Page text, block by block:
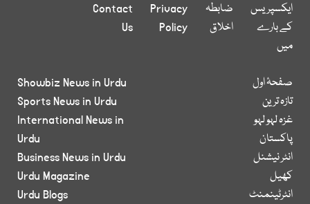
ایکسپریس
کے بارے
میں
ضابطہ
اخلاق
Privacy
Policy
Contact
Us
صفحۂ اول
تازہ ترین
غزہ لہو لہو
پاکستان
انٹر نیشنل
کھیل
انٹرٹینمنٹ
Showbiz News in Urdu
Sports News in Urdu
International News in
Urdu
Business News in Urdu
Urdu Magazine
Urdu Blogs